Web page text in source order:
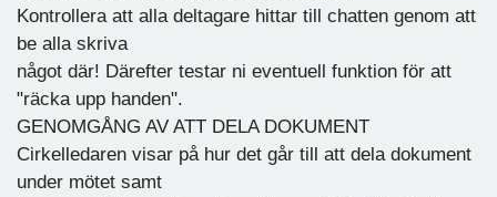
Kontrollera att alla deltagare hittar till chatten genom att
be alla skriva
något där! Därefter testar ni eventuell funktion för att
"räcka upp handen".
GENOMGÅNG AV ATT DELA DOKUMENT
Cirkelledaren visar på hur det går till att dela dokument
under mötet samt